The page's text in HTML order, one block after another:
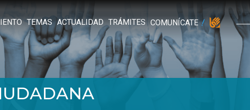
TEMAS ACTUALIDAD TRÁMITES COMUNÍCATE